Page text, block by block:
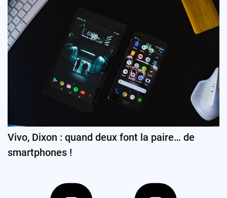
Vivo, Dixon : quand deux font la paire… de
smartphones !